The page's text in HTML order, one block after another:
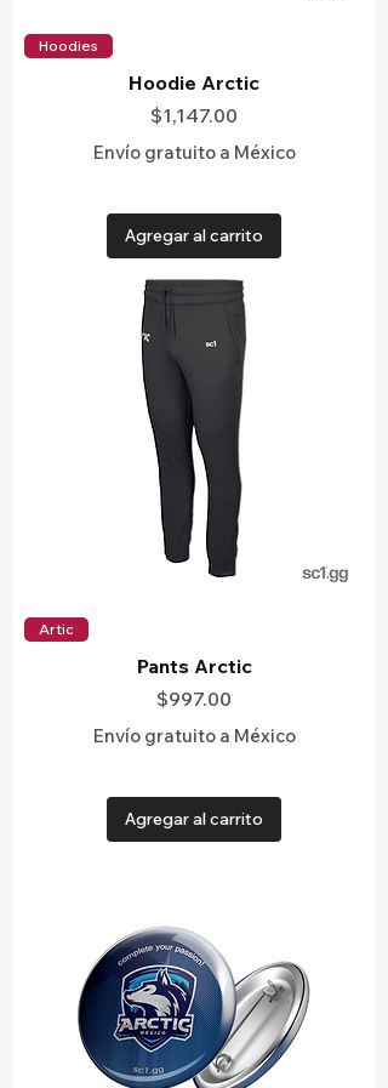
Hoodies
Hoodie Arctic
Precio
$1,147.00
Envío gratuito a México
Agregar al carrito
Artic
Pants Arctic
Precio
$997.00
Envío gratuito a México
Agregar al carrito